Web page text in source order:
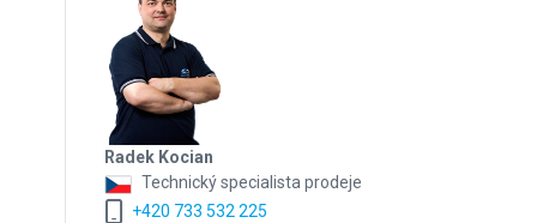
Radek Kocian
Technický specialista prodeje
+420 733 532 225